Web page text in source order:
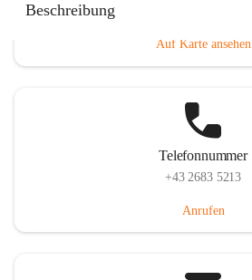
Beschreibung
Auf Karte ansehen
Telefonnummer
+43 2683 5213
Anrufen